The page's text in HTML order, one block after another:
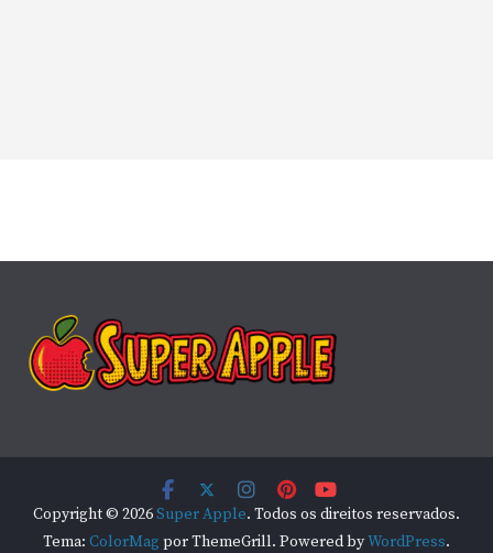
Copyright © 2026Super Apple. Todos os direitos reservados.
Tema: ColorMag por ThemeGrill. Powered byWordPress.